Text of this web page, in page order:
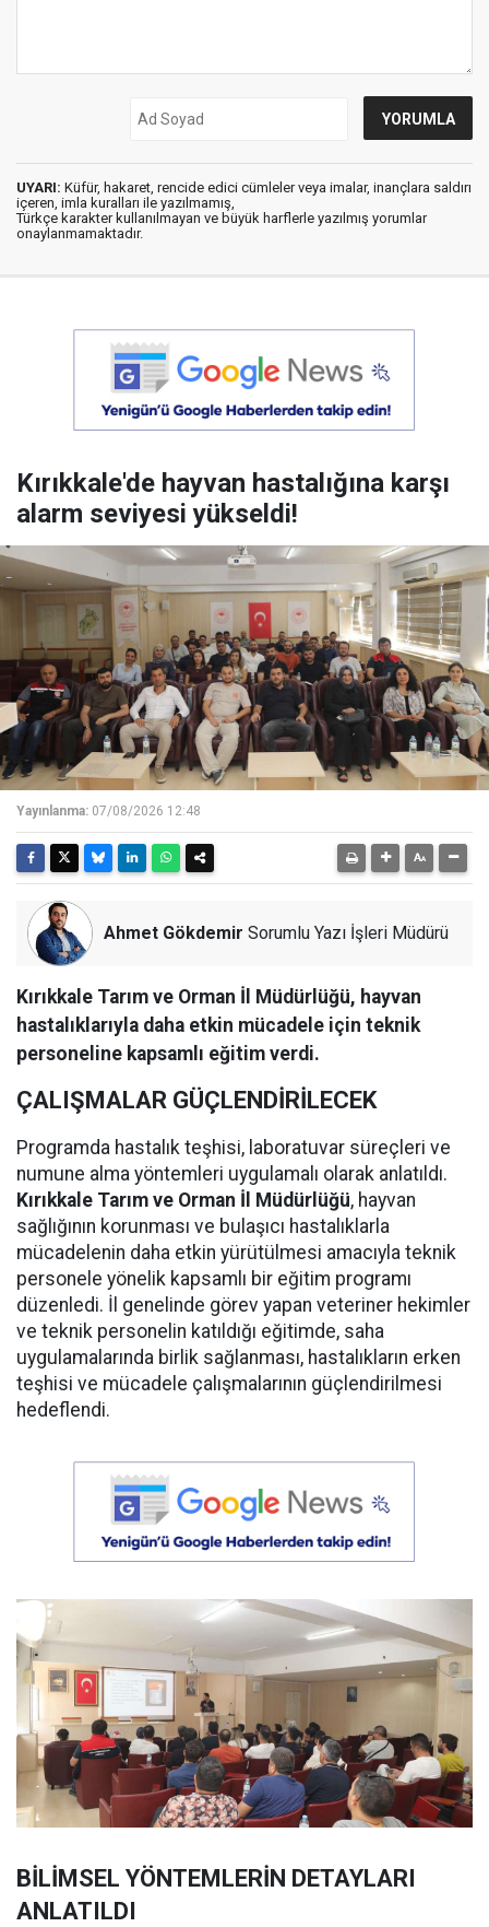
UYARI: Küfür, hakaret, rencide edici cümleler veya imalar, inançlara saldırı
içeren, imla kuralları ile yazılmamış,
Türkçe karakter kullanılmayan ve büyük harflerle yazılmış yorumlar
onaylanmamaktadır.
Kırıkkale'de hayvan hastalığına karşı
alarm seviyesi yükseldi!
Yayınlanma: 07/08/2026 12:48
Ahmet Gökdemir Sorumlu Yazı İşleri Müdürü
Kırıkkale Tarım ve Orman İl Müdürlüğü, hayvan
hastalıklarıyla daha etkin mücadele için teknik
personeline kapsamlı eğitim verdi.
ÇALIŞMALAR GÜÇLENDİRİLECEK
Programda hastalık teşhisi, laboratuvar süreçleri ve
numune alma yöntemleri uygulamalı olarak anlatıldı.
Kırıkkale Tarım ve Orman İl Müdürlüğü, hayvan
sağlığının korunması ve bulaşıcı hastalıklarla
mücadelenin daha etkin yürütülmesi amacıyla teknik
personele yönelik kapsamlı bir eğitim programı
düzenledi. İl genelinde görev yapan veteriner hekimler
ve teknik personelin katıldığı eğitimde, saha
uygulamalarında birlik sağlanması, hastalıkların erken
teşhisi ve mücadele çalışmalarının güçlendirilmesi
hedeflendi.
BİLİMSEL YÖNTEMLERİN DETAYLARI
ANLATILDI